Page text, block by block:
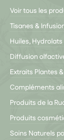
Voir tous les
Tisanes &
Huiles,
Diffusion
Extraits Plantes
Compléments
Produits de la
Produits
Soins Naturels